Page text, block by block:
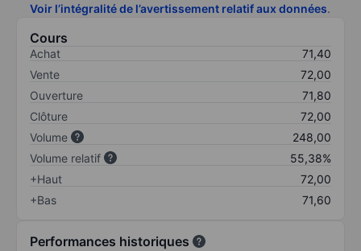
Voir l’intégralité de l’avertissement relatif aux données.
Cours
Achat
71,40
Vente
72,00
Ouverture
71,80
Clôture
72,00
Volume
248,00
Volume relatif
55,38%
+Haut
72,00
+Bas
71,60
Performances historiques